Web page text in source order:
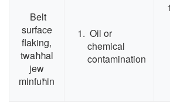
Belt
surface
flaking,
twaħħal
jew
minfuħin
Oil or
chemical
contamination